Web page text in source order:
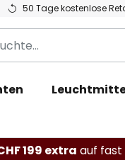
50 Tage kostenlose
199 extra auf fast